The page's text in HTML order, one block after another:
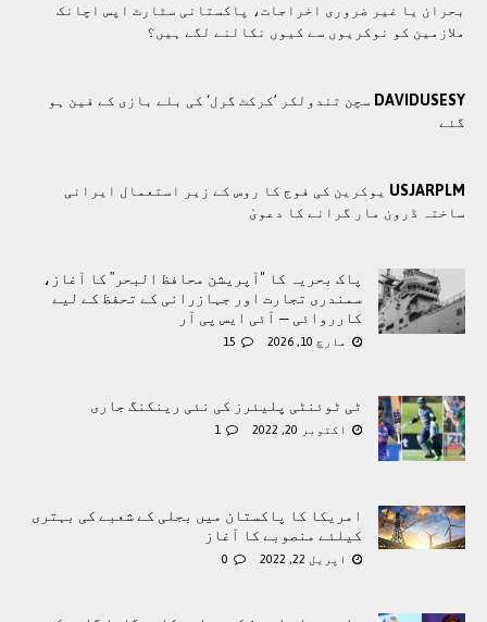
بحران یا غیر ضروری اخراجات، پاکستانی سٹارٹ اپس اچانک
ملازمین کو نوکریوں سے کیوں نکالنے لگے ہیں؟
DAVIDUSESY سچن تندولکر ’کرکٹ گرل‘ کی بلے بازی کے فین ہو
گئے
USJARPLM یوکرین کی فوج کا روس کے زیر استعمال ایرانی
ساختہ ڈرون مار گرانے کا دعویٰ
پاک بحریہ کا "آپریشن محافظ البحر” کا آغاز،
سمندری تجارت اور جہازرانی کے تحفظ کے لیے
کارروائی — آئی ایس پی آر
مارچ 10, 2026 15
ٹی ٹوئنٹی پلیئرز کی نئی رینکنگ جاری
اکتوبر 20, 2022 1
امریکا کا پاکستان میں بجلی کے شعبے کی بہتری
کیلئے منصوبے کا آغاز
اپریل 22, 2022 0